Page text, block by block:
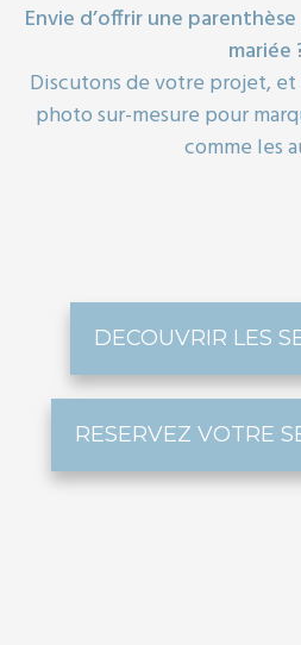
Envie d’offrir une
mariée
Discutons de votre projet, et
photo sur-mesure pour
comme les
DECOUVRIR LES
RESERVEZ VOTRE